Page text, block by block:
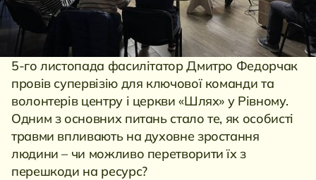
5-го листопада фасилітатор Дмитро Федорчак
провів супервізію для ключової команди та
волонтерів центру і церкви «Шлях» у Рівному.
Одним з основних питань стало те, як особисті
травми впливають на духовне зростання
людини – чи можливо перетворити їх з
перешкоди на ресурс?